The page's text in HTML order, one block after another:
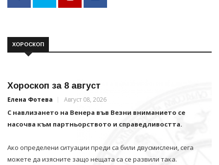
ХОРОСКОП
Хороскоп за 8 август
Елена Фотева Август 08, 2026
С навлизането на Венера във Везни вниманието се
насочва към партньорството и справедливостта.
Ако определени ситуации преди са били двусмислени, сега
можете да изясните защо нещата са се развили така.